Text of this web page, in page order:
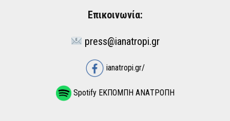
Επικοινωνία:
press@ianatropi.gr
ianatropi.gr/
Spotify ΕΚΠΟΜΠΗ ΑΝΑΤΡΟΠΗ